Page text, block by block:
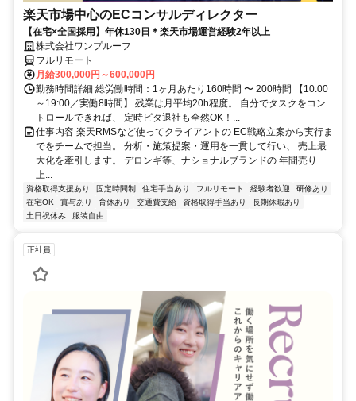
楽天市場中心のECコンサルディレクター
【在宅×全国採用】年休130日＊楽天市場運営経験2年以上
株式会社ワンプルーフ
フルリモート
月給300,000円～600,000円
勤務時間詳細 総労働時間：1ヶ月あたり160時間 〜 200時間 【10:00
～19:00／実働8時間】 残業は月平均20h程度。 自分でタスクをコン
トロールできれば、 定時ピタ退社も全然OK！...
仕事内容 楽天RMSなど使ってクライアントの EC戦略立案から実行ま
でをチームで担当。 分析・施策提案・運用を一貫して行い、 売上最
大化を牽引します。 デロンギ等、ナショナルブランドの 年間売り
上...
資格取得支援あり 固定時間制 住宅手当あり フルリモート 経験者歓迎
研修あり
在宅OK
賞与あり 育休あり 交通費支給 資格取得手当あり
長期休暇あり
土日祝休み
服装自由
正社員